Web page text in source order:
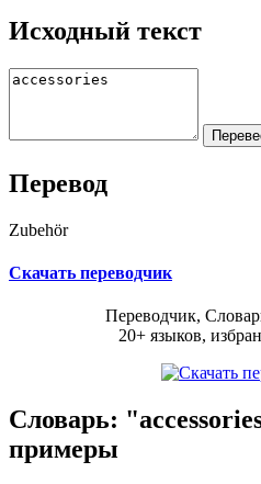
Исходный текст
Перевод
Zubehör
Скачать переводчик
Переводчик,
20+ языков,
Словарь:
примеры